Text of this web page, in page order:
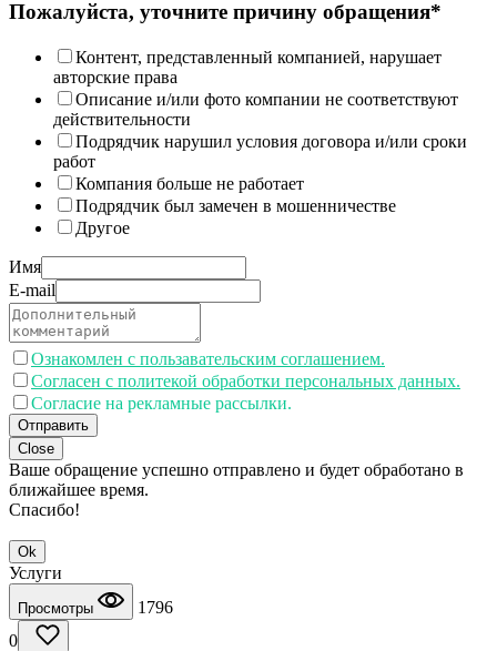
Пожалуйста, уточните причину обращения*
Контент, представленный компанией, нарушает
авторские права
Описание и/или фото компании не соответствуют
действительности
Подрядчик нарушил условия договора и/или сроки
работ
Компания больше не работает
Подрядчик был замечен в мошенничестве
Другое
Имя
E-mail
Ознакомлен с пользавательским соглашением.
Согласен с политекой обработки персональных данных.
Согласие на рекламные рассылки.
Отправить
Close
Ваше обращение успешно отправлено и будет обработано в
ближайшее время.
Спасибо!
Ok
Услуги
Просмотры
1796
0